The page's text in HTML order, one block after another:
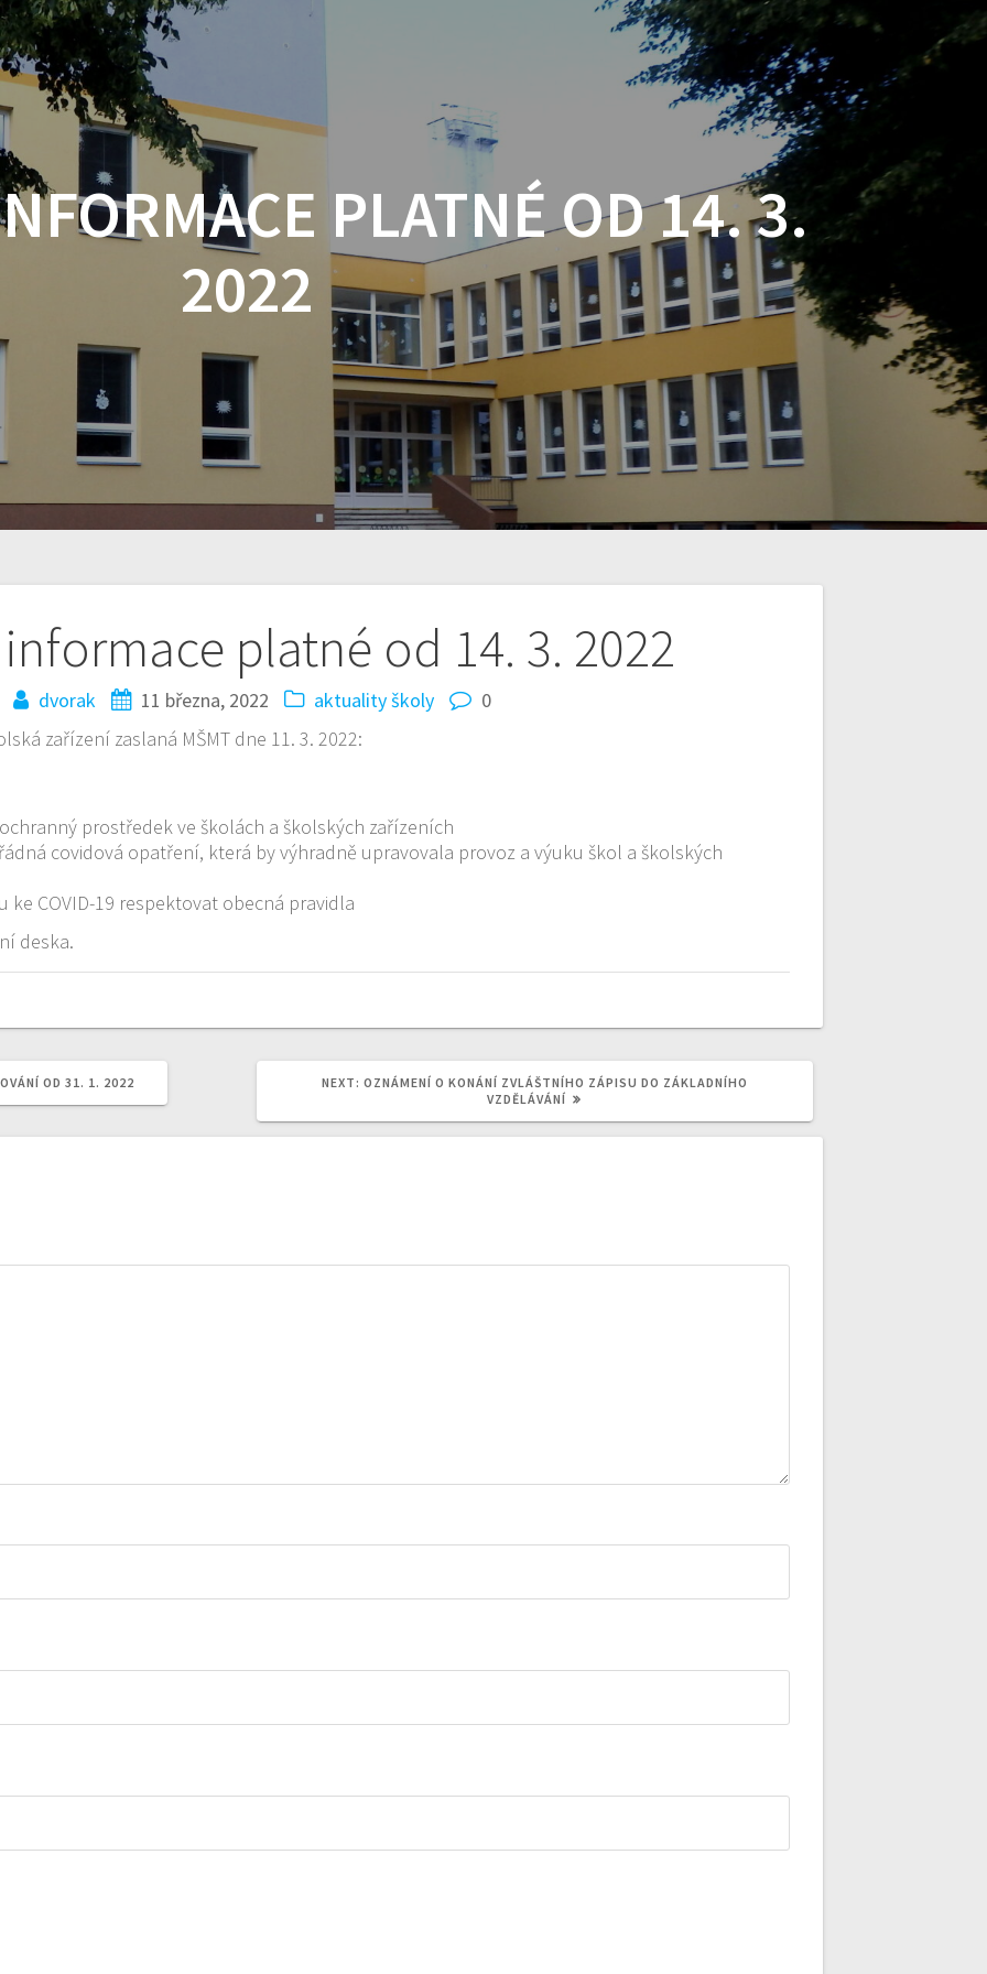
PLATNÉ OD 14. 3.
2022
platné od 14. 3. 2022
dvorak 11 března, 2022 aktuality školy
0
zařízení zaslaná MŠMT dne 11. 3. 2022:
prostředek ve školách a školských zařízeních
covidová opatření, která by výhradně upravovala provoz a výuku škol a školských
ke COVID-19 respektovat obecná pravidla
deska.
OD 31. 1. 2022 NEXT: NEXT
OZNÁMENÍ O KONÁNÍ ZVLÁŠTNÍHO ZÁPISU DO ZÁKLADNÍHO
VZDĚLÁVÁNÍ